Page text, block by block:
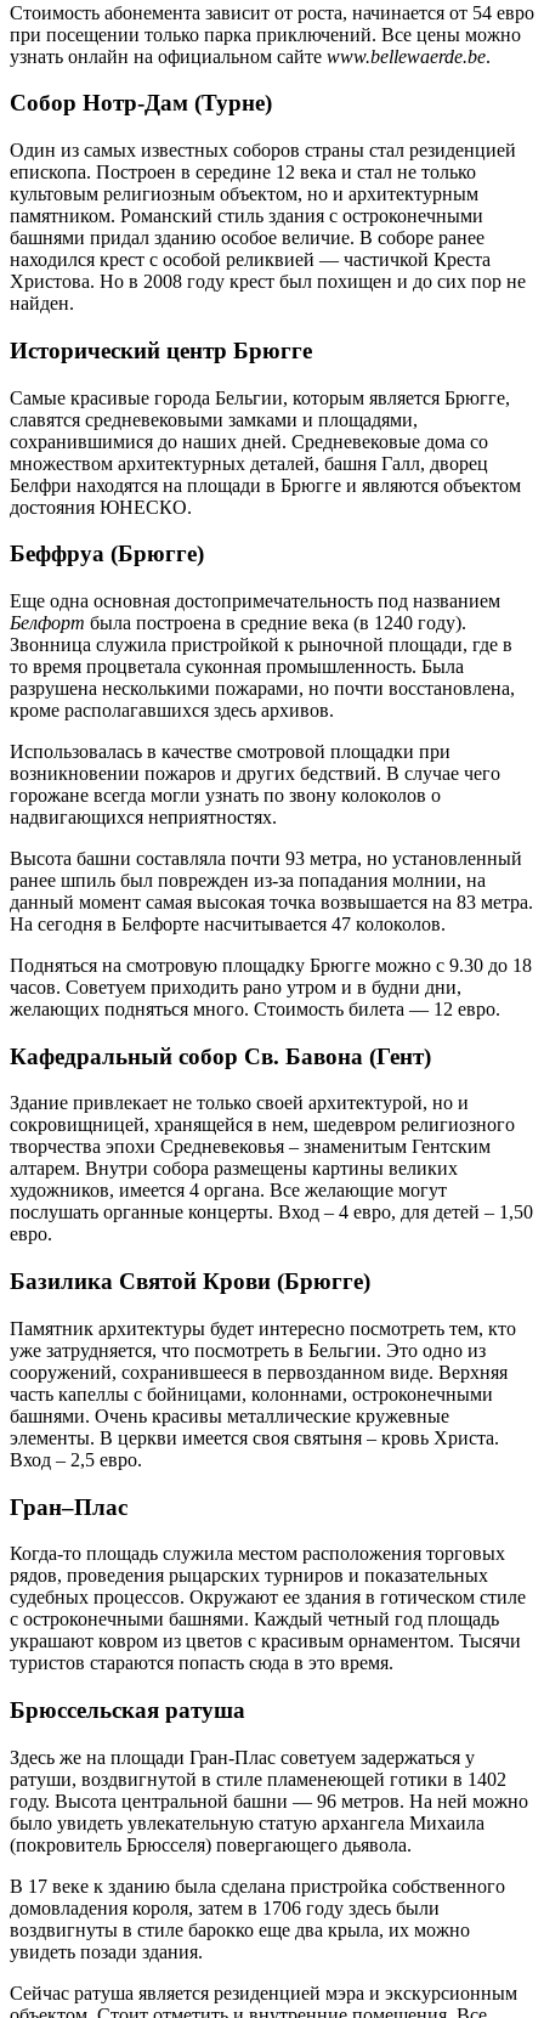
Стоимость абонемента зависит от роста, начинается от 54 евро
при посещении только парка приключений. Все цены можно
узнать онлайн на официальном сайте www.bellewaerde.be.
Собор Нотр-Дам (Турне)
Один из самых известных соборов страны стал резиденцией
епископа. Построен в середине 12 века и стал не только
культовым религиозным объектом, но и архитектурным
памятником. Романский стиль здания с остроконечными
башнями придал зданию особое величие. В соборе ранее
находился крест с особой реликвией — частичкой Креста
Христова. Но в 2008 году крест был похищен и до сих пор не
найден.
Исторический центр Брюгге
Самые красивые города Бельгии, которым является Брюгге,
славятся средневековыми замками и площадями,
сохранившимися до наших дней. Средневековые дома со
множеством архитектурных деталей, башня Галл, дворец
Белфри находятся на площади в Брюгге и являются объектом
достояния ЮНЕСКО.
Беффруа (Брюгге)
Еще одна основная достопримечательность под названием
Белфорт была построена в средние века (в 1240 году).
Звонница служила пристройкой к рыночной площади, где в
то время процветала суконная промышленность. Была
разрушена несколькими пожарами, но почти восстановлена,
кроме располагавшихся здесь архивов.
Использовалась в качестве смотровой площадки при
возникновении пожаров и других бедствий. В случае чего
горожане всегда могли узнать по звону колоколов о
надвигающихся неприятностях.
Высота башни составляла почти 93 метра, но установленный
ранее шпиль был поврежден из-за попадания молнии, на
данный момент самая высокая точка возвышается на 83 метра.
На сегодня в Белфорте насчитывается 47 колоколов.
Подняться на смотровую площадку Брюгге можно с 9.30 до 18
часов. Советуем приходить рано утром и в будни дни,
желающих подняться много. Стоимость билета — 12 евро.
Кафедральный собор Св. Бавона (Гент)
Здание привлекает не только своей архитектурой, но и
сокровищницей, хранящейся в нем, шедевром религиозного
творчества эпохи Средневековья – знаменитым Гентским
алтарем. Внутри собора размещены картины великих
художников, имеется 4 органа. Все желающие могут
послушать органные концерты. Вход – 4 евро, для детей – 1,50
евро.
Базилика Святой Крови (Брюгге)
Памятник архитектуры будет интересно посмотреть тем, кто
уже затрудняется, что посмотреть в Бельгии. Это одно из
сооружений, сохранившееся в первозданном виде. Верхняя
часть капеллы с бойницами, колоннами, остроконечными
башнями. Очень красивы металлические кружевные
элементы. В церкви имеется своя святыня – кровь Христа.
Вход – 2,5 евро.
Гран–Плас
Когда-то площадь служила местом расположения торговых
рядов, проведения рыцарских турниров и показательных
судебных процессов. Окружают ее здания в готическом стиле
с остроконечными башнями. Каждый четный год площадь
украшают ковром из цветов с красивым орнаментом. Тысячи
туристов стараются попасть сюда в это время.
Брюссельская ратуша
Здесь же на площади Гран-Плас советуем задержаться у
ратуши, воздвигнутой в стиле пламенеющей готики в 1402
году. Высота центральной башни — 96 метров. На ней можно
было увидеть увлекательную статую архангела Михаила
(покровитель Брюсселя) повергающего дьявола.
В 17 веке к зданию была сделана пристройка собственного
домовладения короля, затем в 1706 году здесь были
воздвигнуты в стиле барокко еще два крыла, их можно
увидеть позади здания.
Сейчас ратуша является резиденцией мэра и экскурсионным